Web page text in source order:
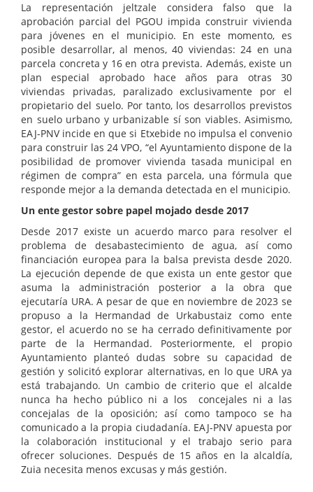
La representación jeltzale considera falso que la
aprobación parcial del PGOU impida construir vivienda
para jóvenes en el municipio. En este momento, es
posible desarrollar, al menos, 40 viviendas: 24 en una
parcela concreta y 16 en otra prevista. Además, existe un
plan especial aprobado hace años para otras 30
viviendas privadas, paralizado exclusivamente por el
propietario del suelo. Por tanto, los desarrollos previstos
en suelo urbano y urbanizable sí son viables. Asimismo,
EAJ-PNV incide en que si Etxebide no impulsa el convenio
para construir las 24 VPO, “el Ayuntamiento dispone de la
posibilidad de promover vivienda tasada municipal en
régimen de compra” en esta parcela, una fórmula que
responde mejor a la demanda detectada en el municipio.
Un ente gestor sobre papel mojado desde 2017
Desde 2017 existe un acuerdo marco para resolver el
problema de desabastecimiento de agua, así como
financiación europea para la balsa prevista desde 2020.
La ejecución depende de que exista un ente gestor que
asuma la administración posterior a la obra que
ejecutaría URA. A pesar de que en noviembre de 2023 se
propuso a la Hermandad de Urkabustaiz como ente
gestor, el acuerdo no se ha cerrado definitivamente por
parte de la Hermandad. Posteriormente, el propio
Ayuntamiento planteó dudas sobre su capacidad de
gestión y solicitó explorar alternativas, en lo que URA ya
está trabajando. Un cambio de criterio que el alcalde
nunca ha hecho público ni a los concejales ni a las
concejalas de la oposición; así como tampoco se ha
comunicado a la propia ciudadanía. EAJ-PNV apuesta por
la colaboración institucional y el trabajo serio para
ofrecer soluciones. Después de 15 años en la alcaldía,
Zuia necesita menos excusas y más gestión.